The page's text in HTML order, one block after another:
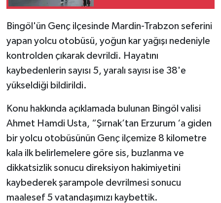
Bingöl'ün Genç ilçesinde Mardin-Trabzon seferini
yapan yolcu otobüsü, yoğun kar yağışı nedeniyle
kontrolden çıkarak devrildi. Hayatını
kaybedenlerin sayısı 5, yaralı sayısı ise 38'e
yükseldiği bildirildi.
Konu hakkında açıklamada bulunan Bingöl valisi
Ahmet Hamdi Usta, “Şırnak’tan Erzurum ‘a giden
bir yolcu otobüsünün Genç ilçemize 8 kilometre
kala ilk belirlemelere göre sis, buzlanma ve
dikkatsizlik sonucu direksiyon hakimiyetini
kaybederek şarampole devrilmesi sonucu
maalesef 5 vatandaşımızı kaybettik.